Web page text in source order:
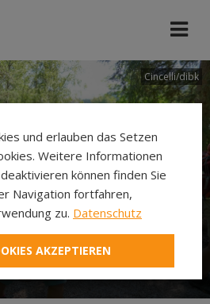
Cincelli/dibk
Via
und erlauben das Setzen
Weitere Informationen
können finden Sie
Navigation fortfahren,
zu. Datenschutz
AKZEPTIEREN